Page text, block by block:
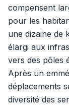
compensent
pour les
une dizaine de
élargi aux
vers des pôles
Après un
déplacements
diversité des